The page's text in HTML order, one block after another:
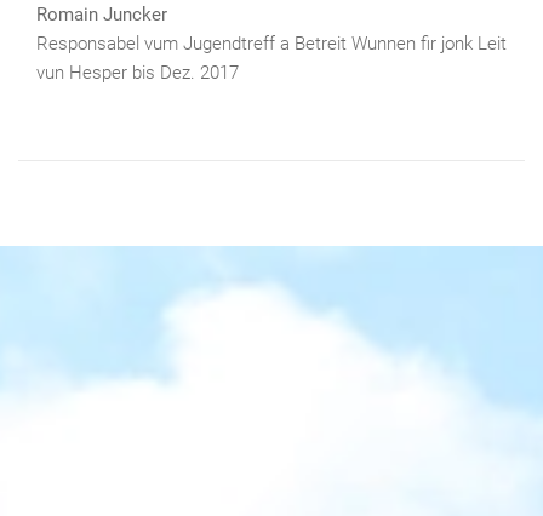
Romain Juncker
Responsabel vum Jugendtreff a Betreit Wunnen fir jonk Leit
vun Hesper bis Dez. 2017